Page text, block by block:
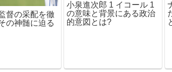
督の采配を徹
の神髄に迫る
小泉進次郎 1 イコール 1
の意味と背景にある政治
的意図とは?